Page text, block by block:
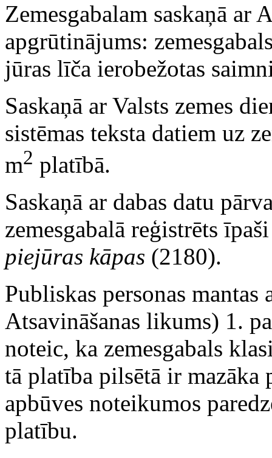
Zemesgabalam saskaņā
apgrūtinājums:
jūras līča ierobežotas
Saskaņā ar Valsts zemes
sistēmas teksta datiem uz
m2 platībā.
Saskaņā ar dabas datu
zemesgabalā reģistrēts
piejūras kāpas (2180).
Publiskas personas
Atsavināšanas likums) 1.
noteic, ka zemesgabals
tā platība pilsētā ir mazāka
apbūves noteikumos
platību.